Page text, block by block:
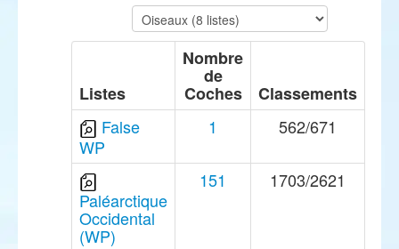
Listes
Nombre
de
Coches
Classements
False
WP
1 562/671
Paléarctique
Occidental
(WP)
151 1703/2621